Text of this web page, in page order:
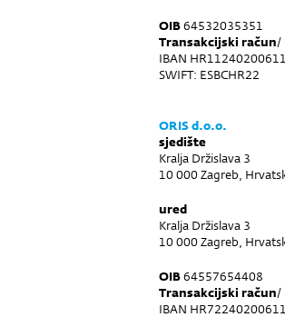
OIB64532035351
Transakcijski račun/
IBAN
SWIFT: ESBCHR22
ORIS d.o.o.
sjedište
Kralja Držislava 3
10 000 Zagreb,
ured
Kralja Držislava 3
10 000 Zagreb,
OIB64557654408
Transakcijski račun/
IBAN